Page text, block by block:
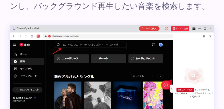
ンし、バックグラウンド再生したい音楽を検索します。